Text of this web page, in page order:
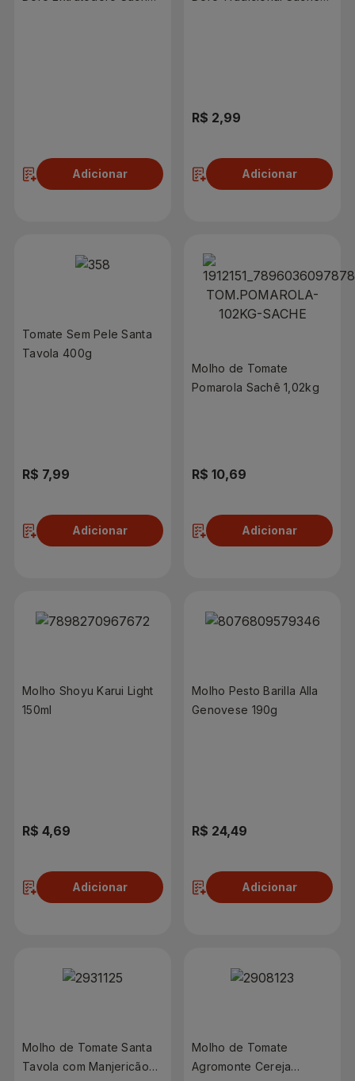
Adicionar
R$ 2,99
Adicionar
Tomate Sem Pele Santa
Tavola 400g
R$ 7,99
Adicionar
Molho de Tomate
Pomarola Sachê 1,02kg
R$ 10,69
Adicionar
Molho Shoyu Karui Light
150ml
R$ 4,69
Adicionar
Molho Pesto Barilla Alla
Genovese 190g
R$ 24,49
Adicionar
Molho de Tomate Santa
Tavola com Manjericão
Molho de Tomate
Agromonte Cereja